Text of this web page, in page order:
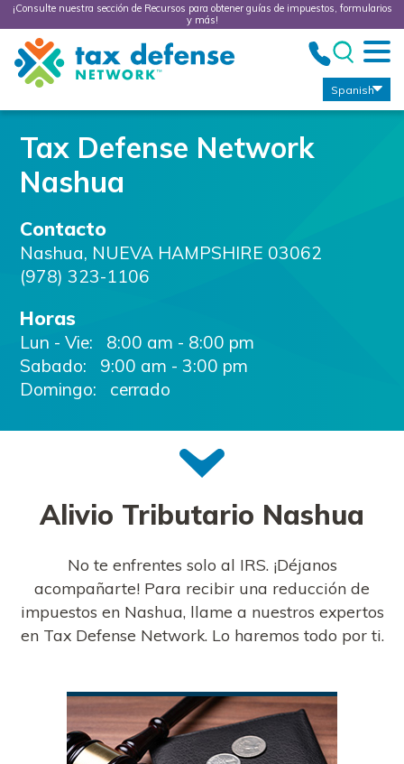
¡Consulte nuestra sección de Recursos para obtener guías de impuestos, formularios
y más!
Tax
Defense
Network
Spanish
Tax Defense Network
Nashua
Contacto
Nashua, NUEVA HAMPSHIRE 03062
(978) 323-1106
Horas
Lun - Vie: 8:00 am - 8:00 pm
Sabado: 9:00 am - 3:00 pm
Domingo: cerrado
Alivio Tributario Nashua
No te enfrentes solo al IRS. ¡Déjanos
acompañarte! Para recibir una reducción de
impuestos en Nashua, llame a nuestros expertos
en Tax Defense Network. Lo haremos todo por ti.